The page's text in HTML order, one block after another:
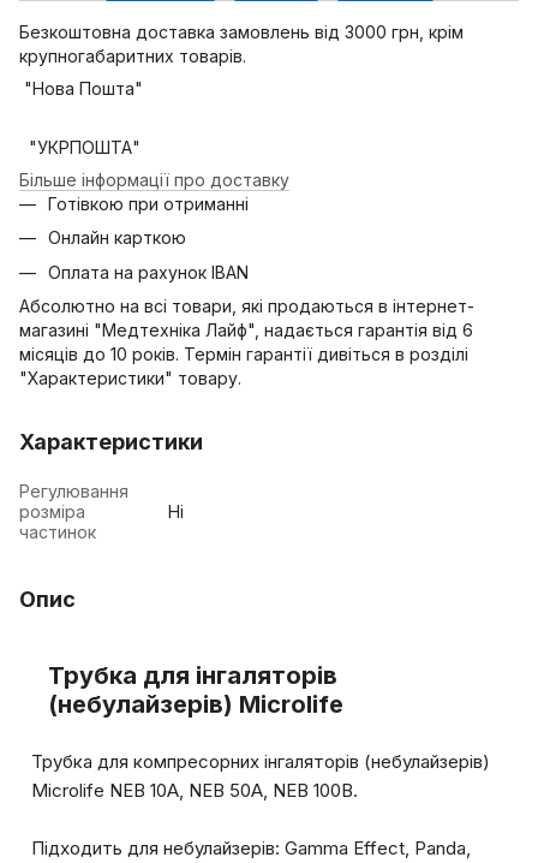
Безкоштовна доставка замовлень від 3000 грн, крім
крупногабаритних товарів.
"Нова Пошта"
"УКРПОШТА"
Більше інформації про доставку
Готівкою при отриманні
Онлайн карткою
Оплата на рахунок IBAN
Абсолютно на всі товари, які продаються в інтернет-
магазині "Медтехніка Лайф", надається гарантія від 6
місяців до 10 років. Термін гарантії дивіться в розділі
"Характеристики" товару.
Характеристики
Регулювання
розміра
частинок
Ні
Опис
Трубка для інгаляторів
(небулайзерів) Microlife
Трубка для компресорних інгаляторів (небулайзерів)
Microlife NEB 10A, NEB 50A, NEB 100B.
Підходить для небулайзерів: Gamma Effect, Panda,